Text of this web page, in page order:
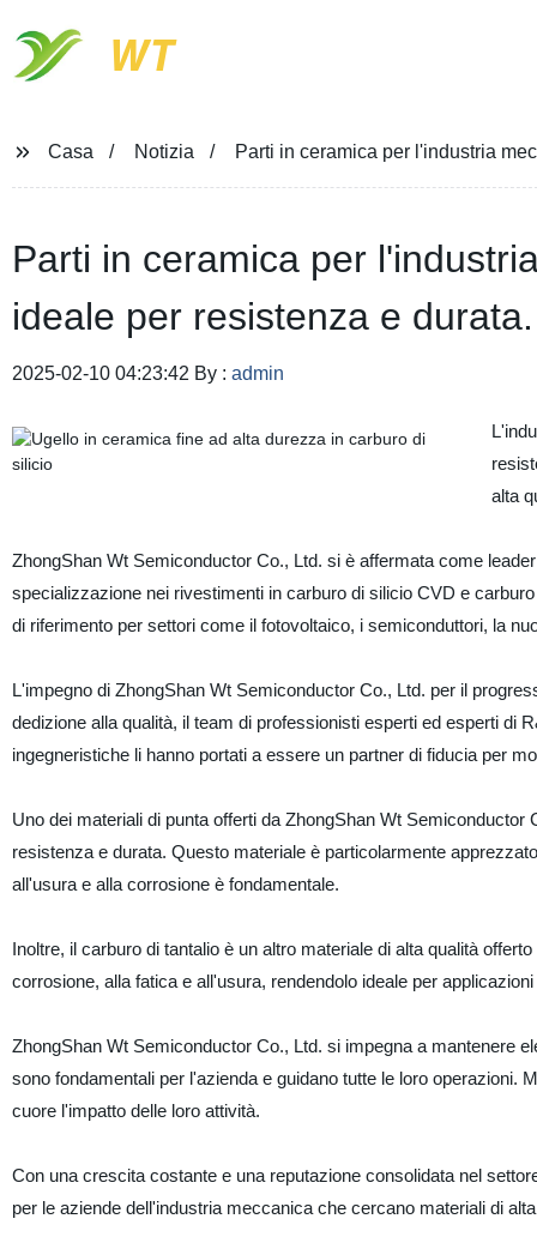
WT
Casa Notizia Parti in ceramica per l'industria
Parti in ceramica per
ideale per resistenza e durata.
2025-02-10 04:23:42 By : admin
alta
ZhongShan Wt Semiconductor Co., Ltd. si è affermata come
specializzazione nei rivestimenti in carburo di silicio CVD e
di riferimento per settori come il fotovoltaico, i semiconduttori, la
L'impegno di ZhongShan Wt Semiconductor Co., Ltd. per il
dedizione alla qualità, il team di professionisti esperti ed esperti di
ingegneristiche li hanno portati a essere un partner di fiducia per
Uno dei materiali di punta offerti da ZhongShan Wt
resistenza e durata. Questo materiale è particolarmente
all'usura e alla corrosione è fondamentale.
Inoltre, il carburo di tantalio è un altro materiale di alta qualità
corrosione, alla fatica e all'usura, rendendolo ideale per
ZhongShan Wt Semiconductor Co., Ltd. si impegna a mantenere
sono fondamentali per l'azienda e guidano tutte le loro operazioni.
cuore l'impatto delle loro attività.
Con una crescita costante e una reputazione consolidata nel
per le aziende dell'industria meccanica che cercano materiali di